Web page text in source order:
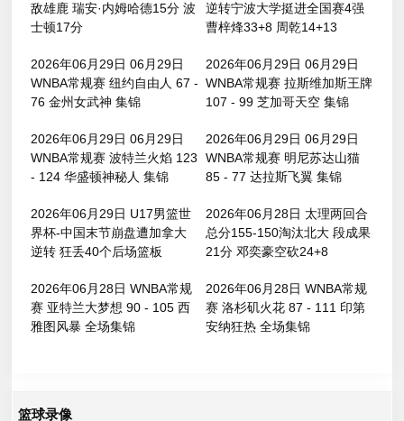
敌雄鹿 瑞安·内姆哈德15分 波
士顿17分
逆转宁波大学挺进全国赛4强
曹梓烽33+8 周乾14+13
2026年06月29日 06月29日
WNBA常规赛 纽约自由人 67 -
76 金州女武神 集锦
2026年06月29日 06月29日
WNBA常规赛 拉斯维加斯王牌
107 - 99 芝加哥天空 集锦
2026年06月29日 06月29日
WNBA常规赛 波特兰火焰 123
- 124 华盛顿神秘人 集锦
2026年06月29日 06月29日
WNBA常规赛 明尼苏达山猫
85 - 77 达拉斯飞翼 集锦
2026年06月29日 U17男篮世
界杯-中国末节崩盘遭加拿大
逆转 狂丢40个后场篮板
2026年06月28日 太理两回合
总分155-150淘汰北大 段成果
21分 邓奕豪空砍24+8
2026年06月28日 WNBA常规
赛 亚特兰大梦想 90 - 105 西
雅图风暴 全场集锦
2026年06月28日 WNBA常规
赛 洛杉矶火花 87 - 111 印第
安纳狂热 全场集锦
篮球录像